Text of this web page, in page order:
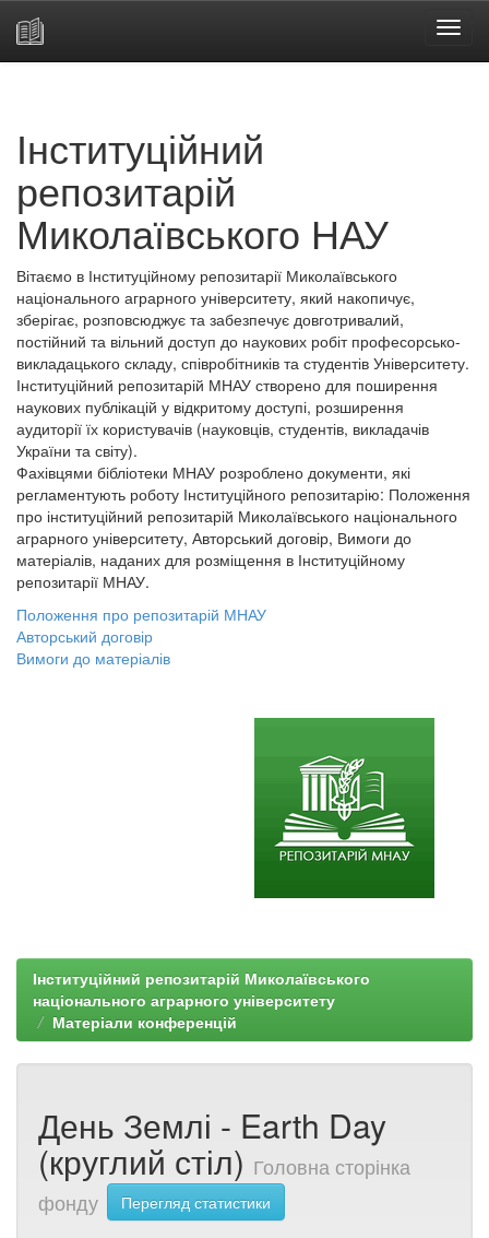
Інституційний
репозитарій
Миколаївського НАУ
Вітаємо в Інституційному репозитарії Миколаївського
національного аграрного університету, який накопичує,
зберігає, розповсюджує та забезпечує довготривалий,
постійний та вільний доступ до наукових робіт професорсько-
викладацького складу, співробітників та студентів Університету.
Інституційний репозитарій МНАУ створено для поширення
наукових публікацій у відкритому доступі, розширення
аудиторії їх користувачів (науковців, студентів, викладачів
України та світу).
Фахівцями бібліотеки МНАУ розроблено документи, які
регламентують роботу Інституційного репозитарію: Положення
про інституційний репозитарій Миколаївського національного
аграрного університету, Авторський договір, Вимоги до
матеріалів, наданих для розміщення в Інституційному
репозитарії МНАУ.
Положення про репозитарій МНАУ
Авторський договір
Вимоги до матеріалів
Інституційний репозитарій Миколаївського
національного аграрного університету
Матеріали конференцій
День Землі - Earth Day
(круглий стіл) Головна сторінка
фонду
Перегляд статистики